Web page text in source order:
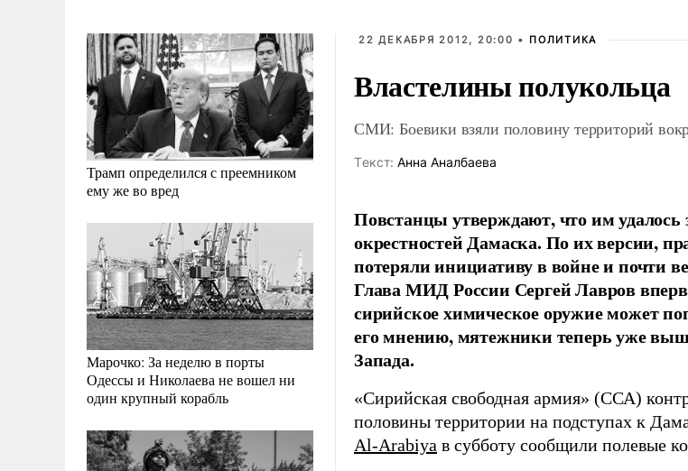
Трамп определился с преемником
ему же во вред
Марочко: За неделю в порты
Одессы и Николаева не вошел ни
один крупный корабль
22 ДЕКАБРЯ 2012, 20:00 • ПОЛИТИКА
Властелины полукольца
СМИ: Боевики взяли половину территорий
Tекст: Анна Аналбаева
Повстанцы утверждают, что им удалось
окрестностей Дамаска. По их версии,
потеряли инициативу в войне и почти
Глава МИД России Сергей Лавров
сирийское химическое оружие может
его мнению, мятежники теперь уже
Запада.
«Сирийская свободная армия» (ССА)
половины территории на подступах к
Al-Arabiya в субботу сообщили полевые